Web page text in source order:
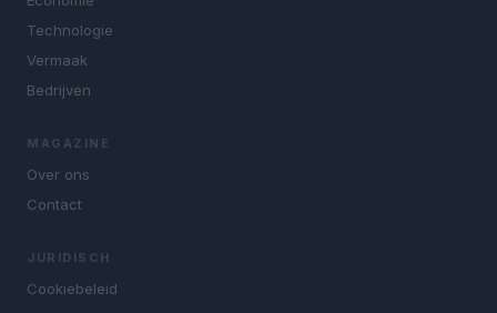
Technologie
Vermaak
Bedrijven
MAGAZINE
Over ons
Contact
JURIDISCH
Cookiebeleid